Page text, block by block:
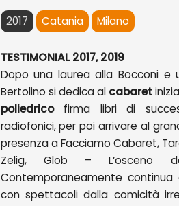
2017 Catania Milano
TESTIMONIAL 2017, 2019
Dopo una laurea alla Bocconi e
Bertolino si dedica al cabaret
poliedricofirma libri di
radiofonici, per poi arrivare al
presenza a Facciamo Cabaret,
Zelig, Glob – L’osceno
Contemporaneamente
con spettacoli dalla comicità